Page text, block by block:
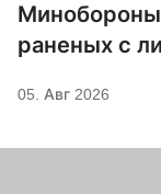
Минобороны
раненых с
05. Авг 2026